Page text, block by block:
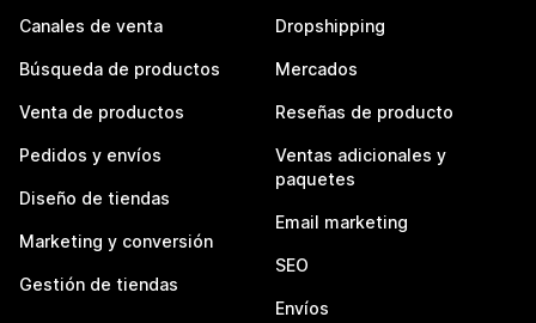
Canales de venta
Búsqueda de productos
Venta de productos
Pedidos y envíos
Diseño de tiendas
Marketing y conversión
Gestión de tiendas
Dropshipping
Mercados
Reseñas de producto
Ventas adicionales y
paquetes
Email marketing
SEO
Envíos